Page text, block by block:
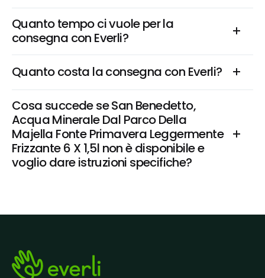
Quanto tempo ci vuole per la
consegna con Everli?
Quanto costa la consegna con Everli?
Cosa succede se San Benedetto,
Acqua Minerale Dal Parco Della
Majella Fonte Primavera Leggermente
Frizzante 6 X 1,5l non è disponibile e
voglio dare istruzioni specifiche?